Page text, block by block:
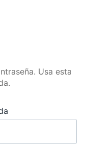
Usa esta